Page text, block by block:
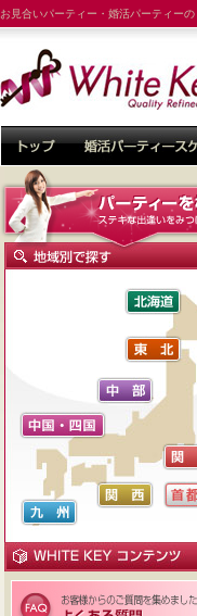
お見合いパーティー・婚活パーティー